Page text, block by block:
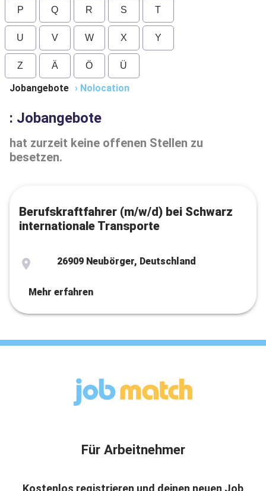
P Q R S T
U V W X Y
Z Ä Ö Ü
Jobangebote › Nolocation
: Jobangebote
hat zurzeit keine offenen Stellen zu
besetzen.
Berufskraftfahrer (m/w/d) bei Schwarz
internationale Transporte
26909 Neubörger, Deutschland
Mehr erfahren
Für Arbeitnehmer